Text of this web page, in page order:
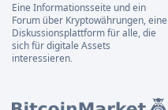
Eine Informationsseite und ein
Forum über Kryptowährungen, eine
Diskussionsplattform für alle, die
sich für digitale Assets
interessieren.